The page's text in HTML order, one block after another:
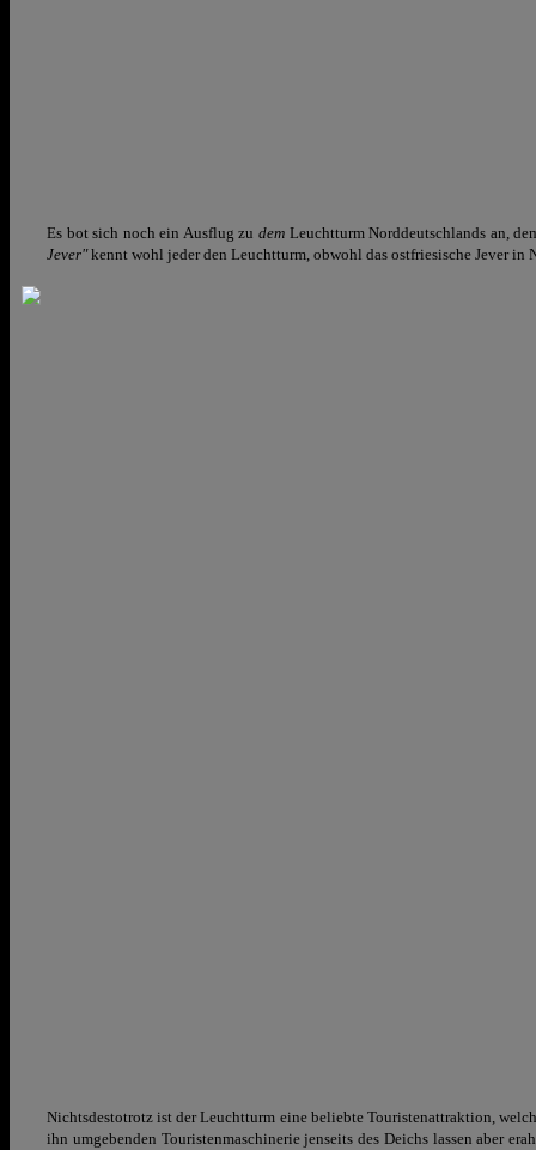
Es bot sich noch ein Ausflug zu demLeuchtturm Norddeutschlands an,
Jever"kennt wohl jeder den Leuchtturm, obwohl das ostfriesische Jever in
Nichtsdestotrotz ist der Leuchtturm eine beliebte Touristenattraktion,
ihn umgebenden Touristenmaschinerie jenseits des Deichs lassen aber